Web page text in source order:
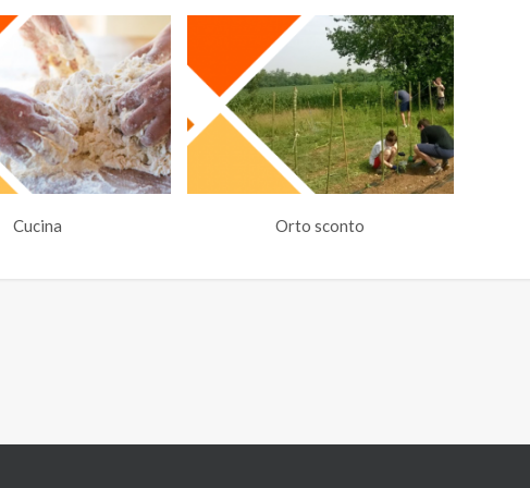
Cucina Orto sconto